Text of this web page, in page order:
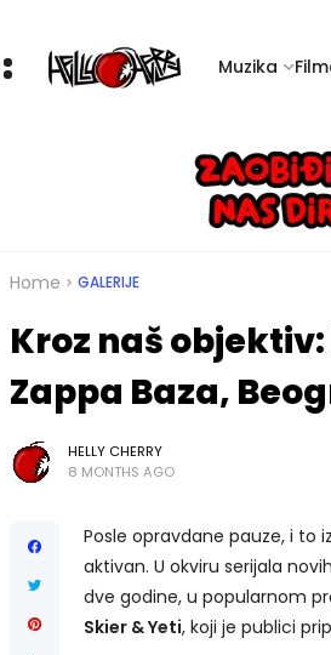
Muzika
Home GALERIJE
Kroz naš
Zappa Baza,
HELLY CHERRY
8 MONTHS AGO
Posle opravdane pauze, i to
aktivan. U okviru serijala
dve godine, u popularnom
Skier & Yeti, koji je publici